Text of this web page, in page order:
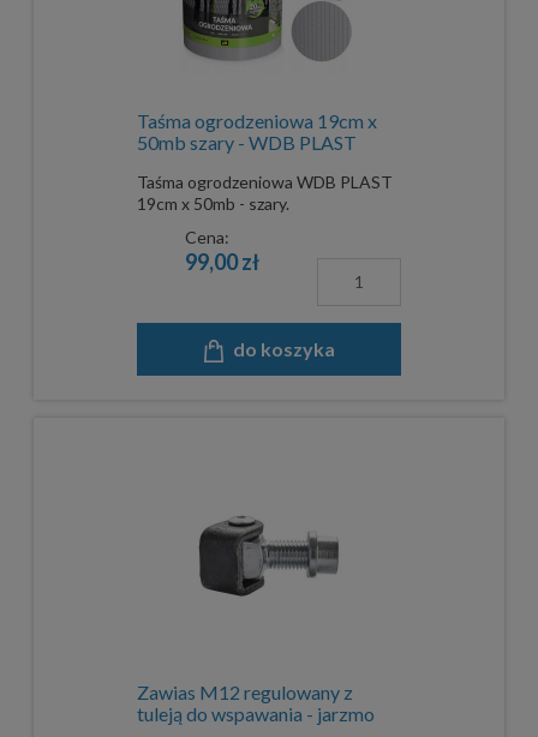
Taśma ogrodzeniowa 19cm x
50mb szary - WDB PLAST
Taśma ogrodzeniowa WDB PLAST
19cm x 50mb - szary.
Cena:
99,00 zł
do koszyka
Zawias M12 regulowany z
tuleją do wspawania - jarzmo